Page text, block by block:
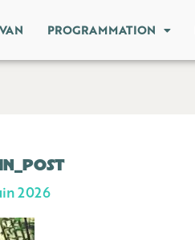
PROGRAMMATION
2026